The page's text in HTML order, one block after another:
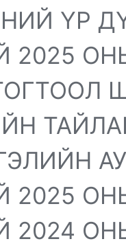
ҮР
2025
2025
2024